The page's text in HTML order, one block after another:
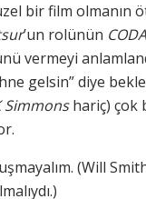
bir film olmanın
’un rolünün CODA
vermeyi
gelsin” diye
Simmonshariç) çok
(Will